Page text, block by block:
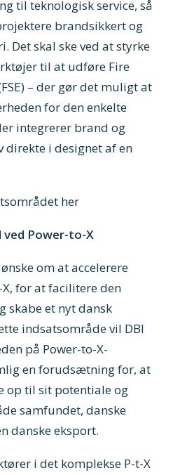
til teknologisk service, så
brandsikkert og
Det skal ske ved at styrke
til at udføre Fire
– der gør det muligt at
for den enkelte
integrerer brand og
i designet af en
her
ved Power-to-X
om at accelerere
for at facilitere den
skabe et nyt dansk
indsatsområde vil DBI
på Power-to-X-
en forudsætning for, at
op til sit potentiale og
samfundet, danske
danske eksport.
i det komplekse P-t-X